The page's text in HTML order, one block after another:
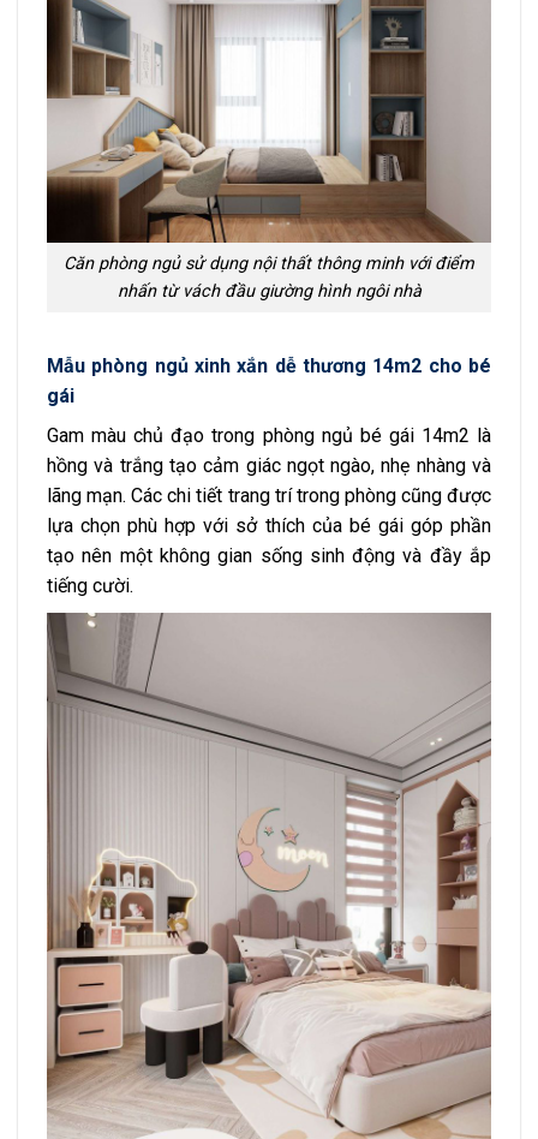
Căn phòng ngủ sử dụng nội thất thông minh với điểm
nhấn từ vách đầu giường hình ngôi nhà
Mẫu phòng ngủ xinh xắn dễ thương 14m2 cho bé
gái
Gam màu chủ đạo trong phòng ngủ bé gái 14m2 là
hồng và trắng tạo cảm giác ngọt ngào, nhẹ nhàng và
lãng mạn. Các chi tiết trang trí trong phòng cũng được
lựa chọn phù hợp với sở thích của bé gái góp phần
tạo nên một không gian sống sinh động và đầy ắp
tiếng cười.